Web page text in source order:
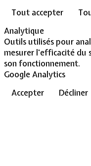
Tout accepter
Analytique
Outils utilisés pour
mesurer l'efficacité du
son fonctionnement.
Google Analytics
Accepter
Décliner